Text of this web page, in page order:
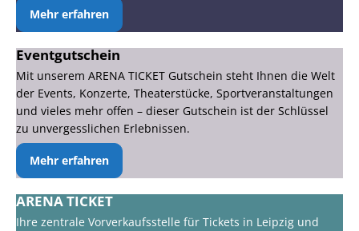
Mehr erfahren
Eventgutschein
Mit unserem ARENA TICKET Gutschein steht Ihnen die Welt
der Events, Konzerte, Theaterstücke, Sportveranstaltungen
und vieles mehr offen – dieser Gutschein ist der Schlüssel
zu unvergesslichen Erlebnissen.
Mehr erfahren
ARENA TICKET
Ihre zentrale Vorverkaufsstelle für Tickets in Leipzig und